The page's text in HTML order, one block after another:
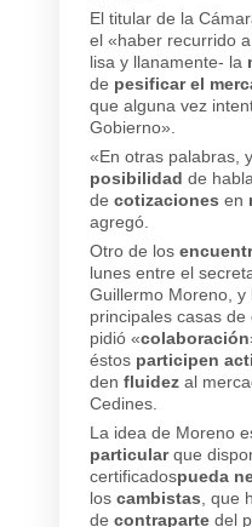
El titular de la
el «haber recurrido a
lisa y llanamente- la
de pesificar el
que alguna vez
Gobierno».
«En otras palabras,
posibilidad de
de cotizaciones en
agregó.
Otro de los
lunes entre el
Guillermo Moreno, y
principales casas
pidió «colaboración
éstos participen
den fluidez al
Cedines.
La idea de Moreno
particular que
certificadospueda
los cambistas , que
de contraparte del